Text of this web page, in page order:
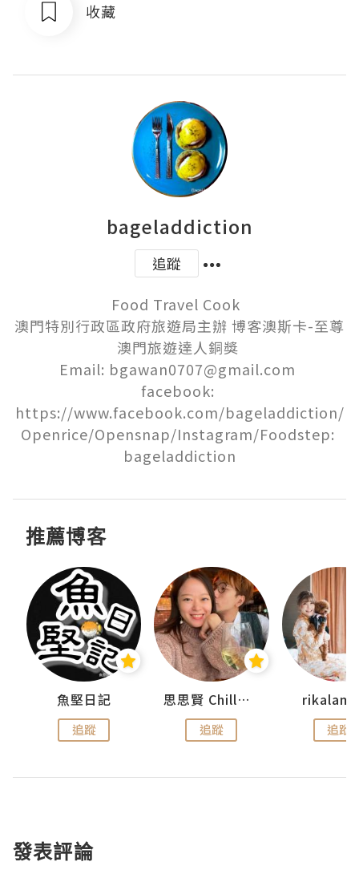
收藏
bageladdiction
追蹤
Food Travel Cook
澳門特別行政區政府旅遊局主辦 博客澳斯卡-至尊
澳門旅遊達人銅獎
Email: bgawan0707@gmail.com
facebook:
https://www.facebook.com/bageladdiction/
Openrice/Opensnap/Instagram/Foodstep:
bageladdiction
推薦博客
魚堅日記
追蹤
思思賢 ChillMyBabe
追蹤 追蹤
發表評論